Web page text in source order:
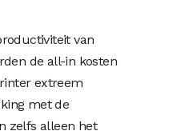
van
de all-in kosten
extreem
met de
zelfs alleen het